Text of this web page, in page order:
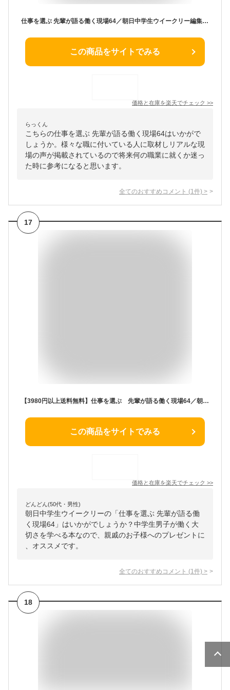
仕事を選ぶ 先輩が語る働く現場64／朝日中学生ウイークリー編集部【1000円以上送料無料】
この商品をサイトでみる
価格と在庫を楽天でチェック >>
らっくん
こちらの仕事を選ぶ 先輩が語る働く現場64はいかがで
しょうか。様々な職に付いている人に取材しリアルな現
場の声が掲載されているので将来何の職業に就くか迷っ
た時に参考になると思います。
全てのおすすめコメント (1 件) >
17
【3980円以上送料無料】仕事を選ぶ 先輩が語る働く現場64／朝日中学生ウイークリー編集部／編著
この商品をサイトでみる
価格と在庫を楽天でチェック >>
どんどん(50代・男性)
朝日中学生ウイークリーの「仕事を選ぶ 先輩が語る働
く現場64」はいかがでしょうか？中学生男子が働く大
切さを学べる本なので、親戚のお子様へのプレゼントに
、オススメです。
全てのおすすめコメント (1 件) >
18